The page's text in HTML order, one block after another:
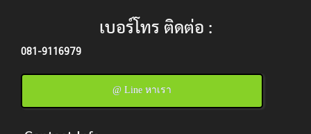
เบอร์โทร ติดต่อ :
081-9116979
@ Line หาเรา